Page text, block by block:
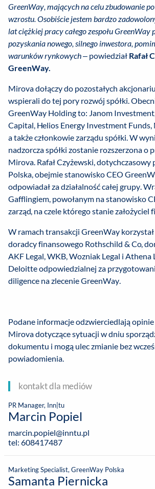
GreenWay, mających na celu zbudowanie
wzrostu. Osobiście jestem bardzo
lat ciężkiej pracy całego zespołu GreenWay
pozyskania nowego, silnego inwestora,
warunków rynkowych– powiedział Rafał
GreenWay.
Mirova dołączy do pozostałych
wspierali do tej pory rozwój spółki.
GreenWay Holding to: Janom
Capital, Helios Energy Investment Funds,
a także członkowie zarządu spółki. W
nadzorcza spółki zostanie rozszerzona o
Mirova. Rafał Czyżewski, dotychczasowy
Polska, obejmie stanowisko CEO
odpowiadał za działalność całej grupy.
Gafflingiem, powołanym na stanowisko
zarząd, na czele którego stanie założyciel
W ramach transakcji GreenWay korzystał
doradcy finansowego Rothschild & Co,
AKF Legal, WKB, Wozniak Legal i Athena
Deloitte odpowiedzialnej za
diligence na zlecenie GreenWay.
Podane informacje odzwierciedlają
Mirova dotyczące sytuacji w dniu
dokumentu i mogą ulec zmianie bez
powiadomienia.
kontakt dla mediów
PR Manager, Inn|tu
Marcin Popiel
marcin.popiel@inntu.pl
tel: 608417487
Marketing Specialist, GreenWay Polska
Samanta Piernicka